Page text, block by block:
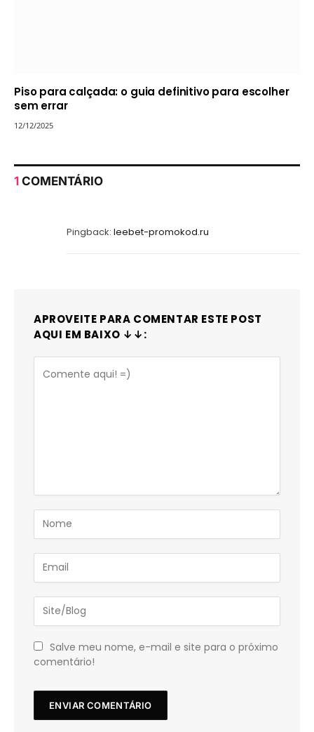
Piso para calçada: o guia definitivo para escolher
sem errar
12/12/2025
1 COMENTÁRIO
Pingback: leebet-promokod.ru
APROVEITE PARA COMENTAR ESTE POST
AQUI EM BAIXO ↓↓:
Salve meu nome, e-mail e site para o próximo
comentário!